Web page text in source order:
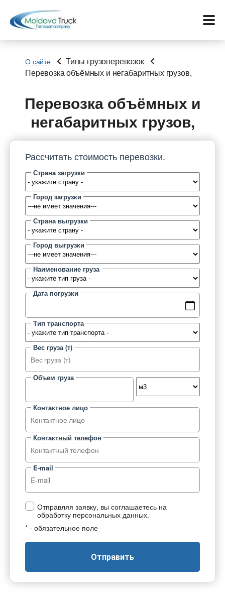
Перевозки
Услуги
Контакты
Биржа
Язык:
О сайте
Типы грузоперевозок
Перевозка объёмных и негабаритных грузов,
Перевозка объёмных и
негабаритных грузов,
Рассчитать стоимость перевозки.
Страна загрузки
Город загрузки
Страна выгрузки
Город выгрузки
Наименование груза
Дата погрузки
Тип транспорта
Вес груза (т)
Объем груза
Контактное лицо
Контактный телефон
E-mail
Отправляя заявку, вы соглашаетесь на
обработку персональных данных.
* - обязательное поле
Отправить